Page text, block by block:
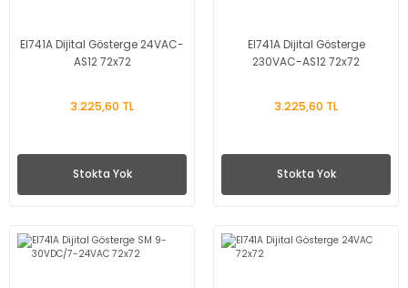
EI741A Dijital Gösterge 24VAC-
AS12 72x72
3.225,60 TL
Stokta Yok
EI741A Dijital Gösterge
230VAC-AS12 72x72
3.225,60 TL
Stokta Yok